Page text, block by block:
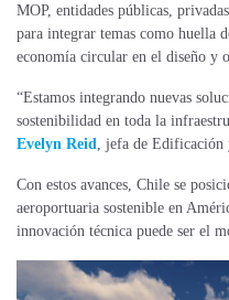
MOP, entidades públicas,
para integrar temas como huella
economía circular en el diseño y
“Estamos integrando nuevas
sostenibilidad en toda la
Evelyn Reid, jefa de Edificación
Con estos avances, Chile se
aeroportuaria sostenible en
innovación técnica puede ser el